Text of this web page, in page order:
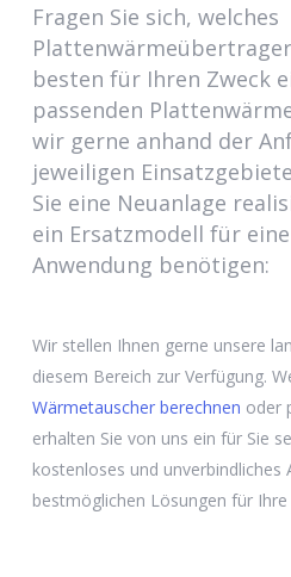
Fragen Sie sich, welches
besten für Ihren Zweck
passenden
wir gerne anhand der
jeweiligen
Sie eine Neuanlage
ein Ersatzmodell für
Anwendung benötigen:
Wir stellen Ihnen gerne unsere
diesem Bereich zur Verfügung.
Wärmetauscher berechnen oder
erhalten Sie von uns ein für Sie
kostenloses und unverbindliches
bestmöglichen Lösungen für